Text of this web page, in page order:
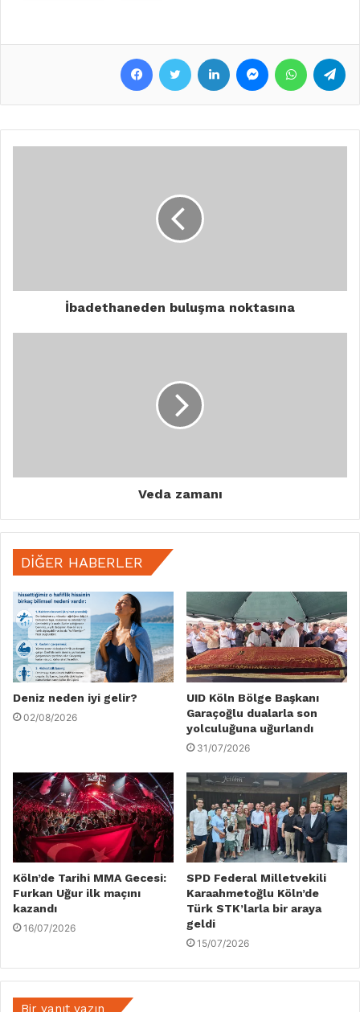
İbadethaneden buluşma noktasına
Veda zamanı
DIĞER HABERLER
Deniz neden iyi gelir?
02/08/2026
UID Köln Bölge Başkanı
Garaçoğlu dualarla son
yolculuğuna uğurlandı
31/07/2026
Köln’de Tarihi MMA Gecesi:
Furkan Uğur ilk maçını
kazandı
16/07/2026
SPD Federal Milletvekili
Karaahmetoğlu Köln’de
Türk STK’larla bir araya
geldi
15/07/2026